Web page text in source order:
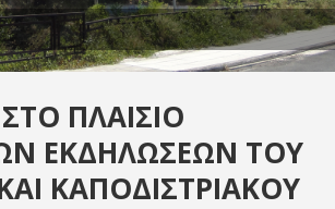
ΠΛΑΙΣΙΟ
ΕΚΔΗΛΩΣΕΩΝ ΤΟΥ
ΚΑΠΟΔΙΣΤΡΙΑΚΟΥ